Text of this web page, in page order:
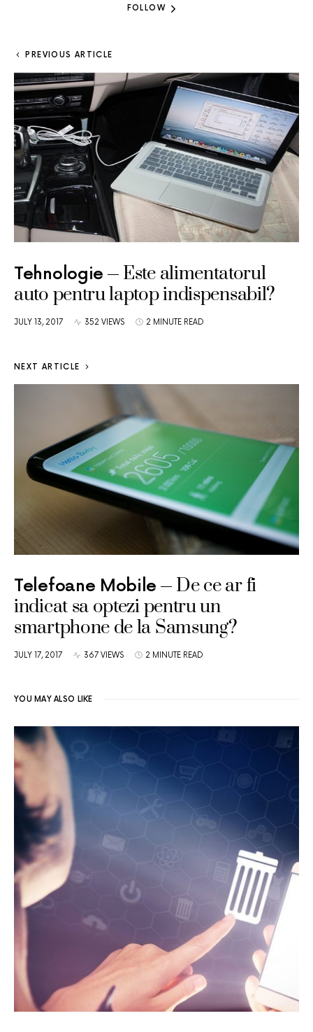
FOLLOW
PREVIOUS ARTICLE
Tehnologie
Este alimentatorul
auto pentru laptop indispensabil?
JULY 13, 2017 352 VIEWS 2 MINUTE READ
NEXT ARTICLE
Telefoane Mobile
De ce ar fi
indicat sa optezi pentru un
smartphone de la Samsung?
JULY 17, 2017 367 VIEWS 2 MINUTE READ
YOU MAY ALSO LIKE